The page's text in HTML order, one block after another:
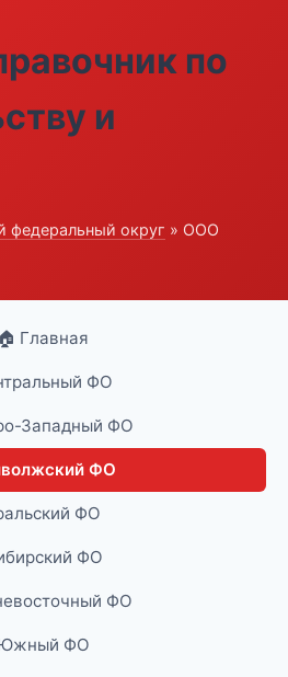
по
и
федеральный округ » ООО
🏠 Главная
ФО
Западный ФО
ФО
ФО
ФО
ФО
ФО